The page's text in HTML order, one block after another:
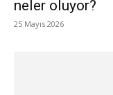
neler oluyor?
25 Mayıs 2026